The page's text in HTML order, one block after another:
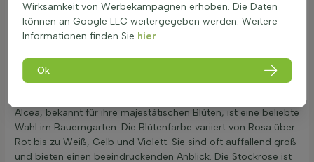
Die Alcea ist zweijährig oder kurzlebig mehrjährig, was
bedeutet, dass sie mit der richtigen Pflege mehrere Jahre im
Beet oder Solitär halten kann. Interessierte können die
Stockrose kaufen und ihren Garten verschönern.
Warum Stockrosen ein Sommer-Highlight im
Alcea, bekannt für ihre majestätischen Blüten, ist eine beliebte
Wahl im Bauerngarten. Die Blütenfarbe variiert von Rosa über
Rot bis zu Weiß, Gelb und Violett. Sie sind oft auffallend groß
und bieten einen beeindruckenden Anblick. Die Stockrose ist
Wirksamkeit von Werbekampagnen erhoben. Die Daten
können an Google LLC weitergegeben werden. Weitere
Informationen finden Sie hier.
Ok